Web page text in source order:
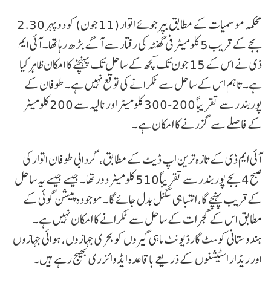
محکمہ موسمیات کے مطابق بپرجوئے اتوار (11 جون) کو دوپہر 2.30
بجے کے قریب 5 کلومیٹر فی گھنٹہ کی رفتار سے آگے بڑھ رہا تھا۔ آئی ایم
ڈی نے اس کے 15 جون تک کچھ کے ساحل تک پہنچنے کا امکان ظاہر کیا
ہے۔ تاہم اس کے ساحل سے ٹکرانے کی توقع نہیں ہے۔ طوفان کے
پوربندر سے تقریباً 200-300 کلومیٹر اور نالیہ سے 200 کلومیٹر
کے فاصلے سے گزرنے کا امکان ہے۔
آئی ایم ڈی کے تازہ ترین اپ ڈیٹ کے مطابق، گردابی طوفان اتوار کی
صبح 4 بجے پوربندر سے تقریباً 510 کلومیٹر دور تھا۔ جیسے جیسے یہ ساحل
کے قریب پہنچے گا، انتباہی سگنل بدل جائے گا۔ موجودہ پیشن گوئی کے
مطابق اس کے گجرات کے ساحل سے ٹکرانے کا امکان نہیں ہے۔
ہندوستانی کوسٹ گارڈ یونٹ ماہی گیروں کو بحری جہازوں، ہوائی جہازوں
اور ریڈار اسٹیشنوں کے ذریعے باقاعدہ ایڈوائزری بھیج رہے ہیں۔